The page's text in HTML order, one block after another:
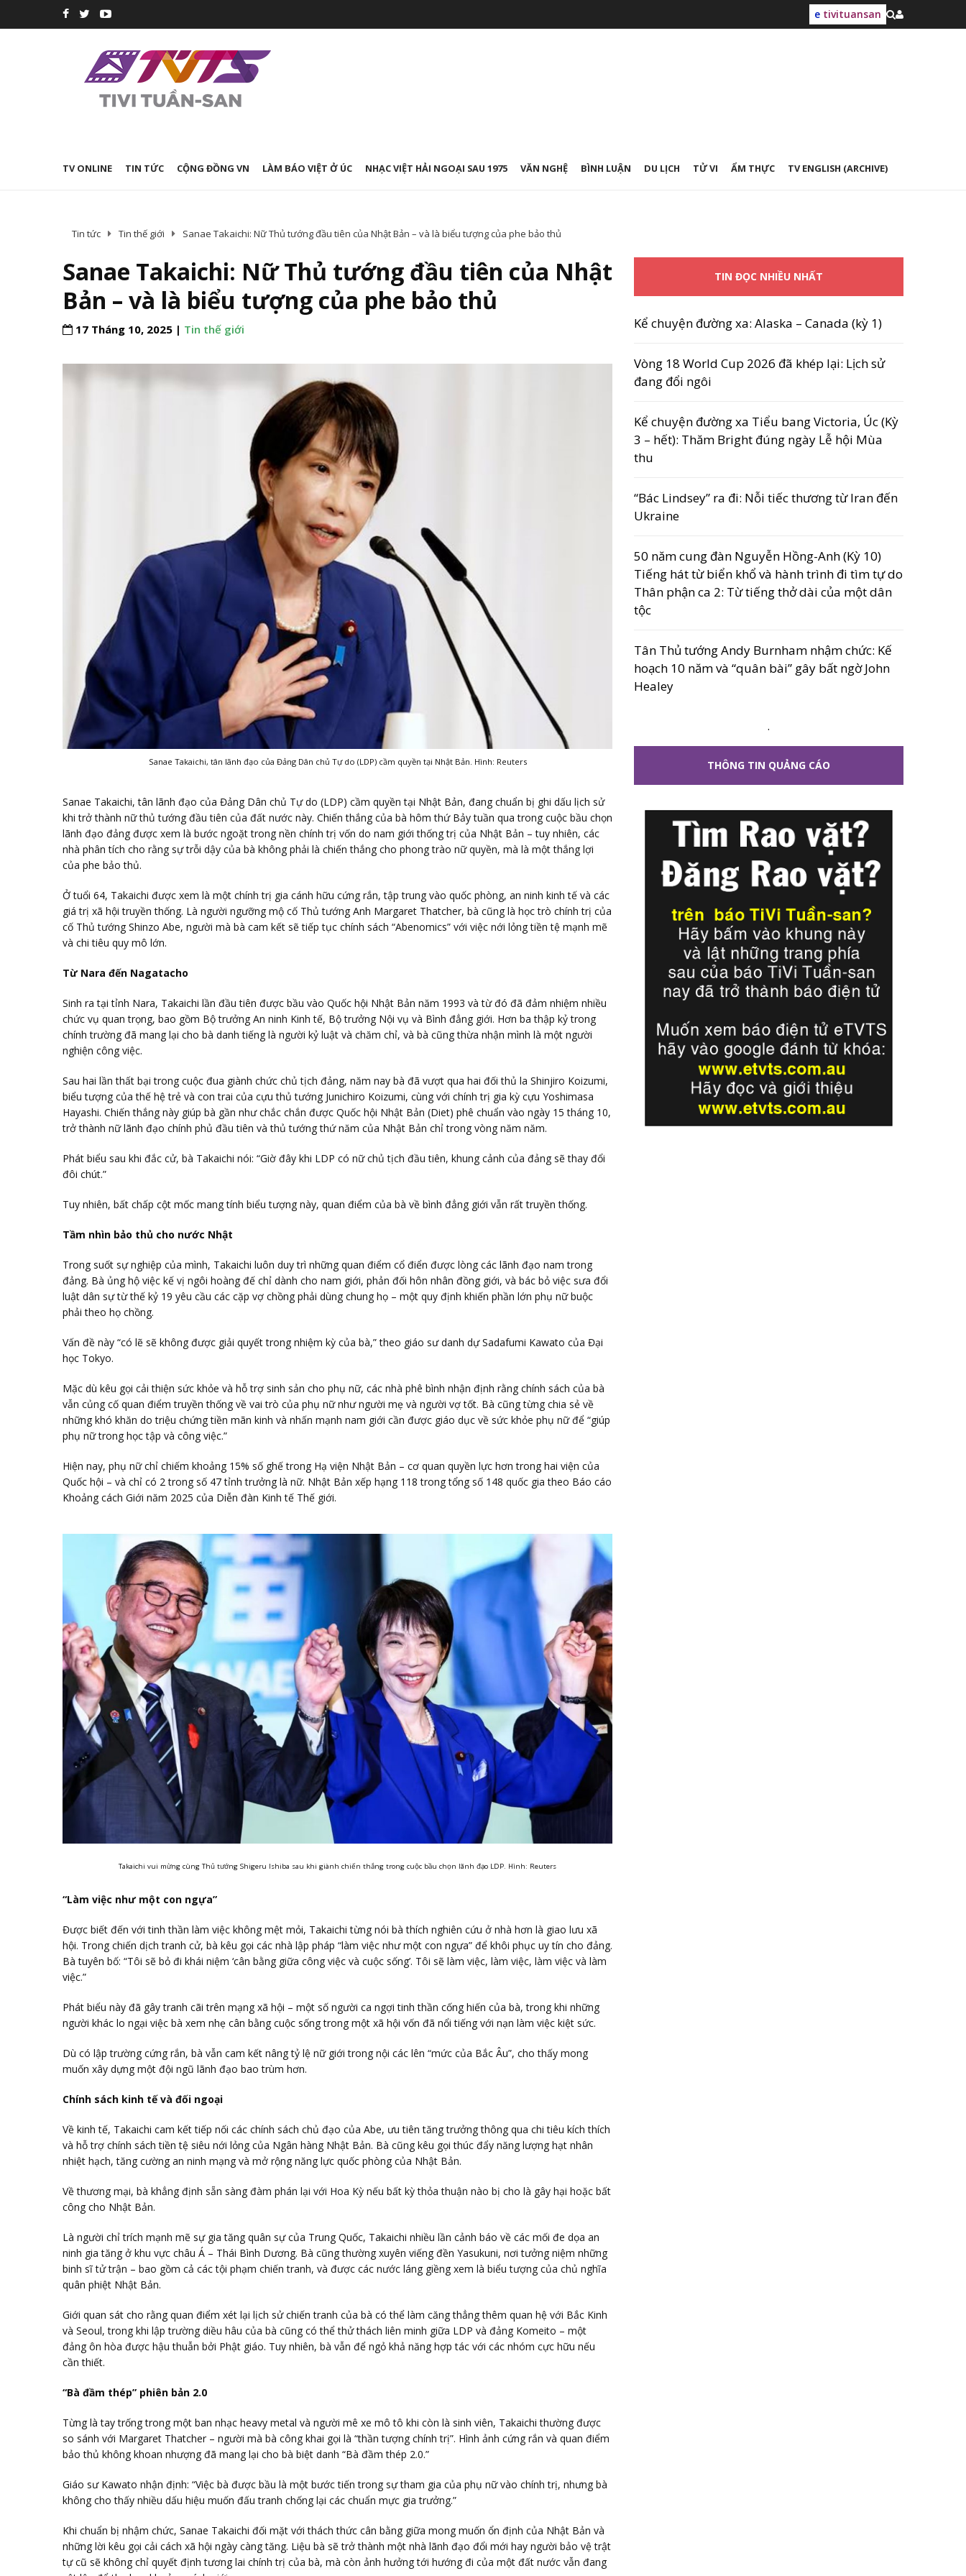
e tivituansan
TV ONLINE TIN TỨC CỘNG ĐỒNG VN LÀM BÁO VIỆT Ở ÚC NHẠC VIỆT HẢI NGOẠI SAU 1975 VĂN NGHỆ BÌNH LUẬN DU LỊCH TỬ VI ẨM THỰC TV ENGLISH (ARCHIVE)
Tin tức Tin thế giới Sanae Takaichi: Nữ Thủ tướng đầu tiên của Nhật Bản – và là biểu tượng của phe bảo thủ
Sanae Takaichi: Nữ Thủ tướng đầu tiên của Nhật
Bản – và là biểu tượng của phe bảo thủ
17 Tháng 10, 2025 | Tin thế giới
Sanae Takaichi, tân lãnh đạo của Đảng Dân chủ Tự do (LDP) cầm quyền tại Nhật Bản. Hình: Reuters
Sanae Takaichi, tân lãnh đạo của Đảng Dân chủ Tự do (LDP) cầm quyền tại Nhật Bản, đang chuẩn bị ghi dấu lịch sử
khi trở thành nữ thủ tướng đầu tiên của đất nước này. Chiến thắng của bà hôm thứ Bảy tuần qua trong cuộc bầu chọn
lãnh đạo đảng được xem là bước ngoặt trong nền chính trị vốn do nam giới thống trị của Nhật Bản – tuy nhiên, các
nhà phân tích cho rằng sự trỗi dậy của bà không phải là chiến thắng cho phong trào nữ quyền, mà là một thắng lợi
của phe bảo thủ.
Ở tuổi 64, Takaichi được xem là một chính trị gia cánh hữu cứng rắn, tập trung vào quốc phòng, an ninh kinh tế và các
giá trị xã hội truyền thống. Là người ngưỡng mộ cố Thủ tướng Anh Margaret Thatcher, bà cũng là học trò chính trị của
cố Thủ tướng Shinzo Abe, người mà bà cam kết sẽ tiếp tục chính sách “Abenomics” với việc nới lỏng tiền tệ mạnh mẽ
và chi tiêu quy mô lớn.
Từ Nara đến Nagatacho
Sinh ra tại tỉnh Nara, Takaichi lần đầu tiên được bầu vào Quốc hội Nhật Bản năm 1993 và từ đó đã đảm nhiệm nhiều
chức vụ quan trọng, bao gồm Bộ trưởng An ninh Kinh tế, Bộ trưởng Nội vụ và Bình đẳng giới. Hơn ba thập kỷ trong
chính trường đã mang lại cho bà danh tiếng là người kỷ luật và chăm chỉ, và bà cũng thừa nhận mình là một người
nghiện công việc.
Sau hai lần thất bại trong cuộc đua giành chức chủ tịch đảng, năm nay bà đã vượt qua hai đối thủ la Shinjiro Koizumi,
biểu tượng của thế hệ trẻ và con trai của cựu thủ tướng Junichiro Koizumi, cùng với chính trị gia kỳ cựu Yoshimasa
Hayashi. Chiến thắng này giúp bà gần như chắc chắn được Quốc hội Nhật Bản (Diet) phê chuẩn vào ngày 15 tháng 10,
trở thành nữ lãnh đạo chính phủ đầu tiên và thủ tướng thứ năm của Nhật Bản chỉ trong vòng năm năm.
Phát biểu sau khi đắc cử, bà Takaichi nói: “Giờ đây khi LDP có nữ chủ tịch đầu tiên, khung cảnh của đảng sẽ thay đổi
đôi chút.”
Tuy nhiên, bất chấp cột mốc mang tính biểu tượng này, quan điểm của bà về bình đẳng giới vẫn rất truyền thống.
Tầm nhìn bảo thủ cho nước Nhật
Trong suốt sự nghiệp của mình, Takaichi luôn duy trì những quan điểm cổ điển được lòng các lãnh đạo nam trong
đảng. Bà ủng hộ việc kế vị ngôi hoàng đế chỉ dành cho nam giới, phản đối hôn nhân đồng giới, và bác bỏ việc sưa đổi
luật dân sự từ thế kỷ 19 yêu cầu các cặp vợ chồng phải dùng chung họ – một quy định khiến phần lớn phụ nữ buộc
phải theo họ chồng.
Vấn đề này “có lẽ sẽ không được giải quyết trong nhiệm kỳ của bà,” theo giáo sư danh dự Sadafumi Kawato của Đại
học Tokyo.
Mặc dù kêu gọi cải thiện sức khỏe và hỗ trợ sinh sản cho phụ nữ, các nhà phê bình nhận định rằng chính sách của bà
vẫn củng cố quan điểm truyền thống về vai trò của phụ nữ như người mẹ và người vợ tốt. Bà cũng từng chia sẻ về
những khó khăn do triệu chứng tiền mãn kinh và nhấn mạnh nam giới cần được giáo dục về sức khỏe phụ nữ để “giúp
phụ nữ trong học tập và công việc.”
Hiện nay, phụ nữ chỉ chiếm khoảng 15% số ghế trong Hạ viện Nhật Bản – cơ quan quyền lực hơn trong hai viện của
Quốc hội – và chỉ có 2 trong số 47 tỉnh trưởng là nữ. Nhật Bản xếp hạng 118 trong tổng số 148 quốc gia theo Báo cáo
Khoảng cách Giới năm 2025 của Diễn đàn Kinh tế Thế giới.
Takaichi vui mừng cùng Thủ tướng Shigeru Ishiba sau khi giành chiến thắng trong cuộc bầu chọn lãnh đạo LDP. Hình: Reuters
“Làm việc như một con ngựa”
Được biết đến với tinh thần làm việc không mệt mỏi, Takaichi từng nói bà thích nghiên cứu ở nhà hơn là giao lưu xã
hội. Trong chiến dịch tranh cử, bà kêu gọi các nhà lập pháp “làm việc như một con ngựa” để khôi phục uy tín cho đảng.
Bà tuyên bố: “Tôi sẽ bỏ đi khái niệm ‘cân bằng giữa công việc và cuộc sống’. Tôi sẽ làm việc, làm việc, làm việc và làm
việc.”
Phát biểu này đã gây tranh cãi trên mạng xã hội – một số người ca ngợi tinh thần cống hiến của bà, trong khi những
người khác lo ngại việc bà xem nhẹ cân bằng cuộc sống trong một xã hội vốn đã nổi tiếng với nạn làm việc kiệt sức.
Dù có lập trường cứng rắn, bà vẫn cam kết nâng tỷ lệ nữ giới trong nội các lên “mức của Bắc Âu”, cho thấy mong
muốn xây dựng một đội ngũ lãnh đạo bao trùm hơn.
Chính sách kinh tế và đối ngoại
Về kinh tế, Takaichi cam kết tiếp nối các chính sách chủ đạo của Abe, ưu tiên tăng trưởng thông qua chi tiêu kích thích
và hỗ trợ chính sách tiền tệ siêu nới lỏng của Ngân hàng Nhật Bản. Bà cũng kêu gọi thúc đẩy năng lượng hạt nhân
nhiệt hạch, tăng cường an ninh mạng và mở rộng năng lực quốc phòng của Nhật Bản.
Về thương mại, bà khẳng định sẵn sàng đàm phán lại với Hoa Kỳ nếu bất kỳ thỏa thuận nào bị cho là gây hại hoặc bất
công cho Nhật Bản.
Là người chỉ trích mạnh mẽ sự gia tăng quân sự của Trung Quốc, Takaichi nhiều lần cảnh báo về các mối đe dọa an
ninh gia tăng ở khu vực châu Á – Thái Bình Dương. Bà cũng thường xuyên viếng đền Yasukuni, nơi tưởng niệm những
binh sĩ tử trận – bao gồm cả các tội phạm chiến tranh, và được các nước láng giềng xem là biểu tượng của chủ nghĩa
quân phiệt Nhật Bản.
Giới quan sát cho rằng quan điểm xét lại lịch sử chiến tranh của bà có thể làm căng thẳng thêm quan hệ với Bắc Kinh
và Seoul, trong khi lập trường diều hâu của bà cũng có thể thử thách liên minh giữa LDP và đảng Komeito – một
đảng ôn hòa được hậu thuẫn bởi Phật giáo. Tuy nhiên, bà vẫn để ngỏ khả năng hợp tác với các nhóm cực hữu nếu
cần thiết.
“Bà đầm thép” phiên bản 2.0
Từng là tay trống trong một ban nhạc heavy metal và người mê xe mô tô khi còn là sinh viên, Takaichi thường được
so sánh với Margaret Thatcher – người mà bà công khai gọi là “thần tượng chính trị”. Hình ảnh cứng rắn và quan điểm
bảo thủ không khoan nhượng đã mang lại cho bà biệt danh “Bà đầm thép 2.0.”
Giáo sư Kawato nhận định: “Việc bà được bầu là một bước tiến trong sự tham gia của phụ nữ vào chính trị, nhưng bà
không cho thấy nhiều dấu hiệu muốn đấu tranh chống lại các chuẩn mực gia trưởng.”
Khi chuẩn bị nhậm chức, Sanae Takaichi đối mặt với thách thức cân bằng giữa mong muốn ổn định của Nhật Bản và
những lời kêu gọi cải cách xã hội ngày càng tăng. Liệu bà sẽ trở thành một nhà lãnh đạo đổi mới hay người bảo vệ trật
tự cũ sẽ không chỉ quyết định tương lai chính trị của bà, mà còn ảnh hưởng tới hướng đi của một đất nước vẫn đang
TIN ĐỌC NHIỀU NHẤT
Kể chuyện đường xa: Alaska – Canada (kỳ 1)
Vòng 18 World Cup 2026 đã khép lại: Lịch sử
đang đổi ngôi
Kể chuyện đường xa Tiểu bang Victoria, Úc (Kỳ
3 – hết): Thăm Bright đúng ngày Lễ hội Mùa
thu
“Bác Lindsey” ra đi: Nỗi tiếc thương từ Iran đến
Ukraine
50 năm cung đàn Nguyễn Hồng-Anh (Kỳ 10)
Tiếng hát từ biển khổ và hành trình đi tìm tự do
Thân phận ca 2: Từ tiếng thở dài của một dân
tộc
Tân Thủ tướng Andy Burnham nhậm chức: Kế
hoạch 10 năm và “quân bài” gây bất ngờ John
Healey
.
THÔNG TIN QUẢNG CÁO